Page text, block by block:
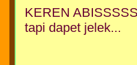
KEREN
tapi dapet jelek...